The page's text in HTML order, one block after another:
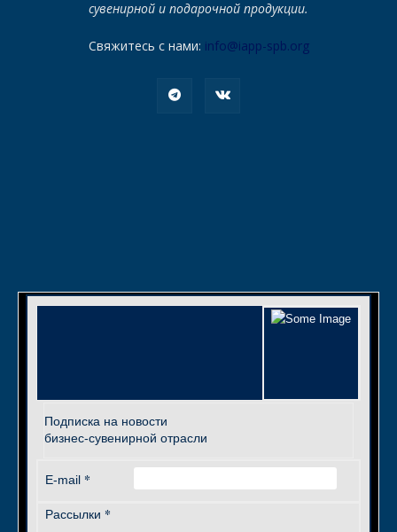
сувенирной и подарочной продукции.
Свяжитесь с нами: info@iapp-spb.org
Подписка на новости
бизнес-сувенирной отрасли
E-mail *
Рассылки *